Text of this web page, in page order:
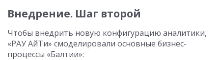
Внедрение. Шаг второй
Чтобы внедрить новую конфигурацию аналитики,
«РАУ АйТи» смоделировали основные бизнес-
процессы «Балтии»: